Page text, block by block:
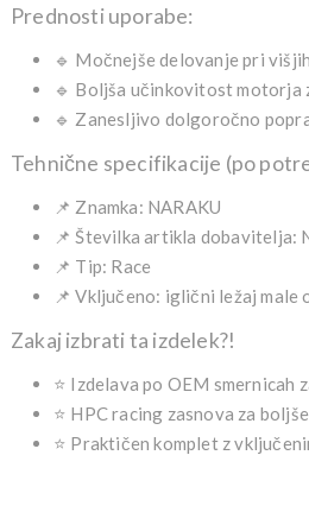
Prednosti uporabe:
🔹 Močnejše delovanje pri
🔹 Boljša učinkovitost motorja
🔹 Zanesljivo dolgoročno
Tehnične specifikacije (po
📌 Znamka: NARAKU
📌 Številka artikla dobavitelja:
📌 Tip: Race
📌 Vključeno: iglični ležaj male
Zakaj izbrati ta izdelek?!
⭐ Izdelava po OEM
⭐ HPC racing zasnova za
⭐ Praktičen komplet z